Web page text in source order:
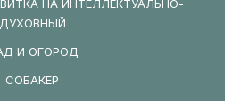
НА ИНТЕЛЛЕКТУАЛЬНО-
ДУХОВНЫЙ
И ОГОРОД
СОБАКЕР